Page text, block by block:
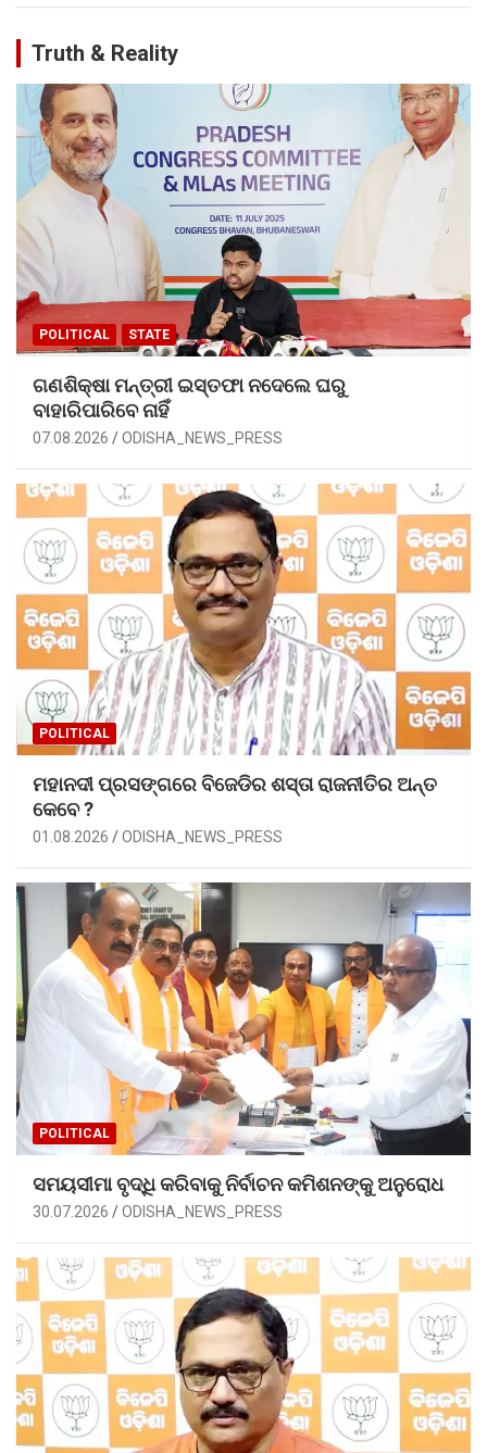
Truth & Reality
POLITICAL STATE
ଗଣଶିକ୍ଷା ମନ୍ତ୍ରୀ ଇସ୍ତଫା ନଦେଲେ ଘରୁ
ବାହାରିପାରିବେ ନାହିଁ
07.08.2026 ODISHA_NEWS_PRESS
POLITICAL
ମହାନଦୀ ପ୍ରସଙ୍ଗରେ ବିଜେଡିର ଶସ୍ତା ରାଜନୀତିର ଅନ୍ତ
କେବେ ?
01.08.2026 ODISHA_NEWS_PRESS
POLITICAL
ସମୟସୀମା ବୃଦ୍ଧି କରିବାକୁ ନିର୍ବାଚନ କମିଶନଙ୍କୁ ଅନୁରୋଧ
30.07.2026 ODISHA_NEWS_PRESS